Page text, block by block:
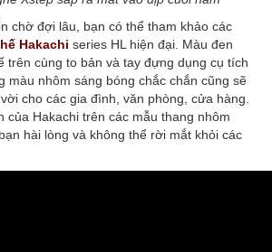
chờ đợi lâu, bạn có thể tham khảo các
Hakachi series HL hiện đại. Màu đen
trên cùng to bản và tay đựng dụng cụ tích
màu nhôm sáng bóng chắc chắn cũng sẽ
cho các gia đình, văn phòng, cửa hàng.
của Hakachi trên các mẫu thang nhôm
hài lòng và không thể rời mắt khỏi các